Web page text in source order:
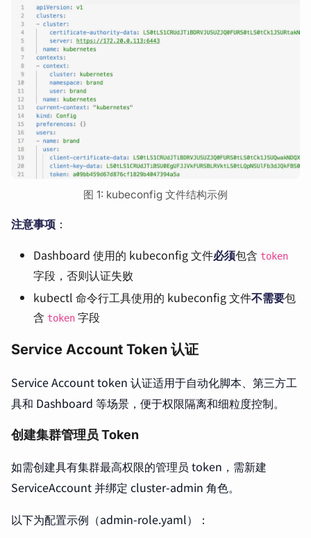
图 1: kubeconfig 文件结构示例
注意事项 ：
Dashboard 使用的 kubeconfig 文件必须包含 token
字段，否则认证失败
kubectl 命令行工具使用的 kubeconfig 文件不需要包
含 token 字段
Service Account Token 认证
Service Account token 认证适用于自动化脚本、第三方工
具和 Dashboard 等场景，便于权限隔离和细粒度控制。
创建集群管理员 Token
如需创建具有集群最高权限的管理员 token，需新建
ServiceAccount 并绑定 cluster-admin 角色。
以下为配置示例（admin-role.yaml）：